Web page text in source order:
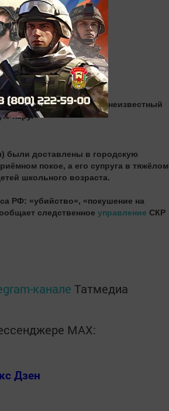
в Октябрьском неизвестный
пару.
были доставлены в городскую
покое, а его супруга в тяжёлом
школьного возраста.
РФ: «убийство», «покушение на
следственное управление СКР
канале Татмедиа
MАХ:
Дзен